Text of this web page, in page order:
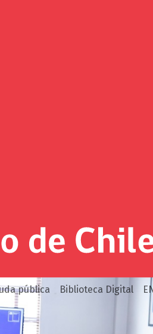
pública Biblioteca Digital
con
proyecto que modificará el